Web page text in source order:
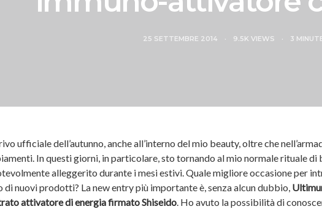
25 SETTEMBRE 2014 9.5K VIEWS 3
ufficiale dell’autunno, anche all’interno del mio beauty, oltre che
In questi giorni, in particolare, sto tornando al mio normale rituale di
alleggerito durante i mesi estivi. Quale migliore occasione per
di nuovi prodotti? La new entry più importante è, senza alcun dubbio,
attivatore di energia firmato Shiseido. Ho avuto la possibilità di